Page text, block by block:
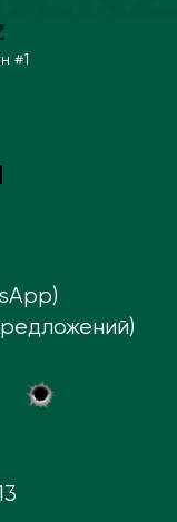
#1